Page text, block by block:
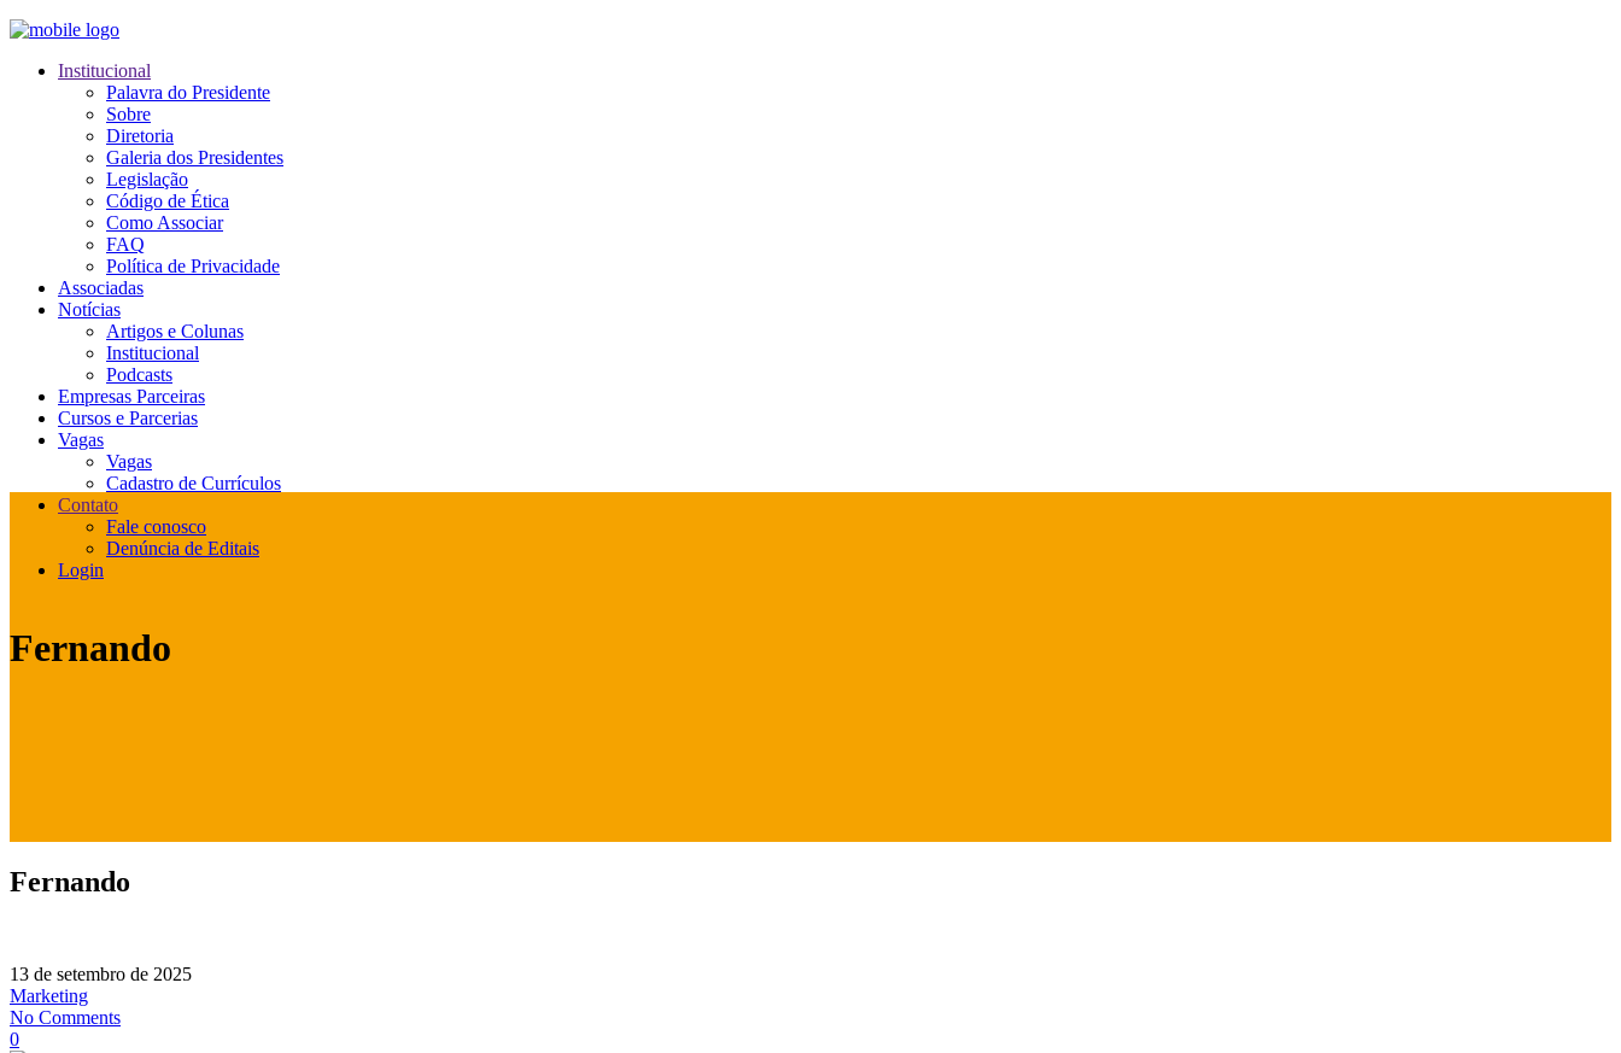
Institucional
Palavra do Presidente
Sobre
Diretoria
Galeria dos Presidentes
Legislação
Código de Ética
Como Associar
FAQ
Política de Privacidade
Associadas
Notícias
Artigos e Colunas
Institucional
Podcasts
Empresas Parceiras
Cursos e Parcerias
Vagas
Vagas
Cadastro de Currículos
Contato
Fale conosco
Denúncia de Editais
Login
Fernando
Fernando
13 de setembro de 2025
Marketing
No Comments
0